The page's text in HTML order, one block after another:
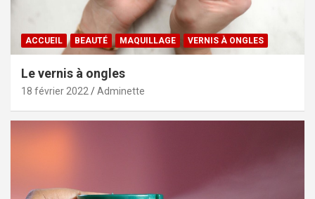
ACCUEIL BEAUTÉ MAQUILLAGE VERNIS À ONGLES
Le vernis à ongles
18 février 2022 Adminette